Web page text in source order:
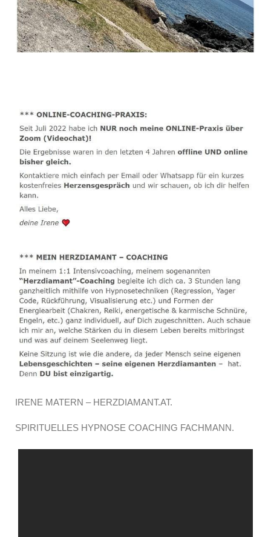
IRENE MATERN – HERZDIAMANT.AT.
SPIRITUELLES HYPNOSE COACHING FACHMANN.